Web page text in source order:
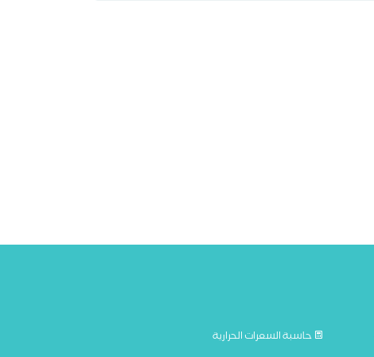
حاسبة السعرات الحرارية